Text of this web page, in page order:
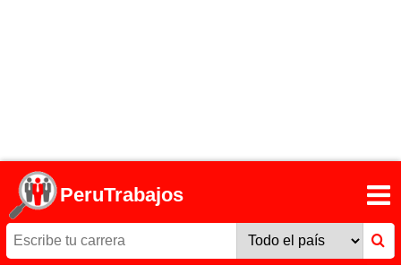
PeruTrabajos